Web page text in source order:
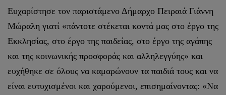
Ευχαρίστησε τον παριστάμενο Δήμαρχο Πειραιά Γιάννη
Μώραλη γιατί «πάντοτε στέκεται κοντά μας στο έργο της
Εκκλησίας, στο έργο της παιδείας, στο έργο της αγάπης
και της κοινωνικής προσφοράς και αλληλεγγύης» και
ευχήθηκε σε όλους να καμαρώνουν τα παιδιά τους και να
είναι ευτυχισμένοι και χαρούμενοι, επισημαίνοντας: «Να